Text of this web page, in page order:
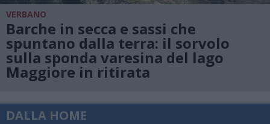
VERBANO
Barche in secca e sassi che
spuntano dalla terra: il sorvolo
sulla sponda varesina del lago
Maggiore in ritirata
DALLA HOME